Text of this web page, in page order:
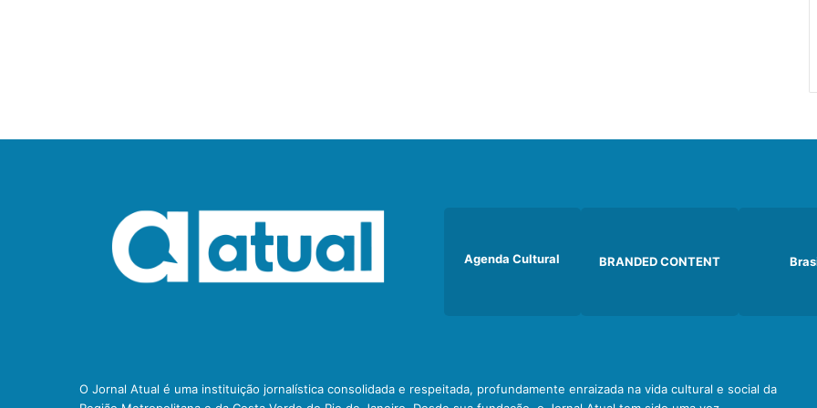
Agenda Cultural BRANDED CONTENT
O Jornal Atual é uma instituição jornalística consolidada e respeitada, profundamente enraizada na vida cultural e social da